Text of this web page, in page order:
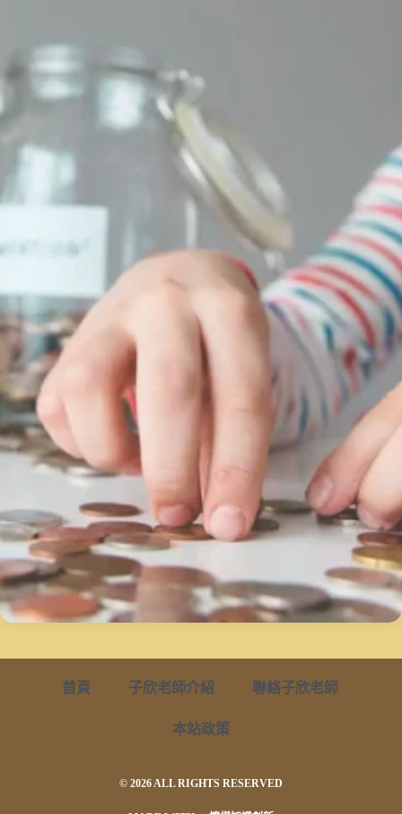
首頁 子欣老師介紹 聯絡子欣老師
本站政策
© 2026 ALL RIGHTS RESERVED​